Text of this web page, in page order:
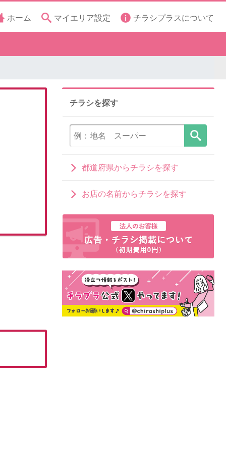
ホーム マイエリア設定 チラシプラスについて
チラシを探す
都道府県からチラシを探す
お店の名前からチラシを探す